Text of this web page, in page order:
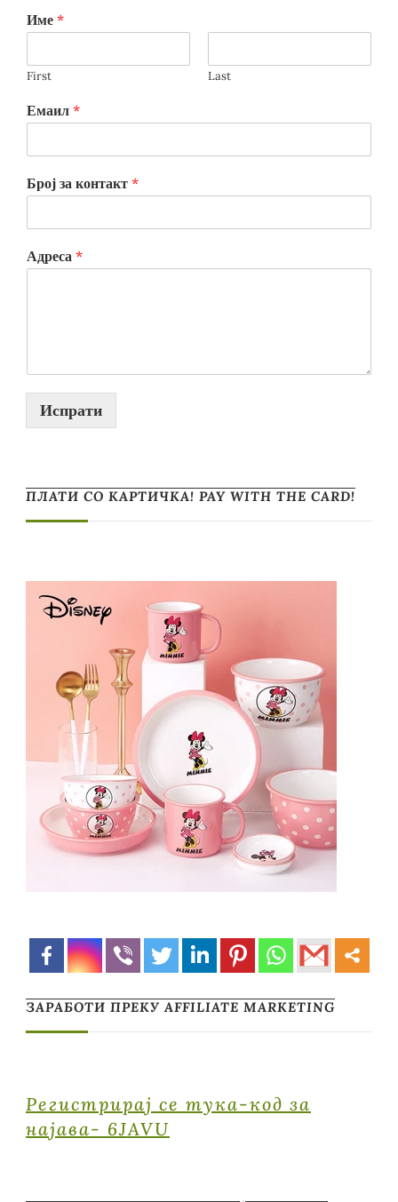
Име *
First Last
Емаил *
Број за контакт *
Адреса *
Испрати
ПЛАТИ СО КАРТИЧКА! PAY WITH THE CARD!
ЗАРАБОТИ ПРЕКУ AFFILIATE MARKETING
Регистрирај се тука-код за
најава- 6JAVU